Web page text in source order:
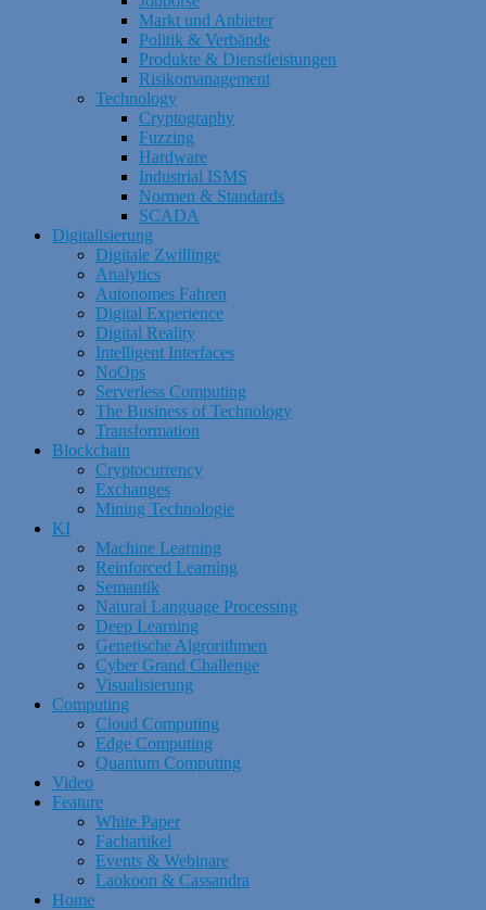
Markt und Anbieter
Politik & Verbände
Produkte & Dienstleistungen
Risikomanagement
Technology
Cryptography
Fuzzing
Hardware
Industrial ISMS
Normen & Standards
SCADA
Digitalisierung
Digitale Zwillinge
Analytics
Autonomes Fahren
Digital Experience
Digital Reality
Intelligent Interfaces
NoOps
Serverless Computing
The Business of Technology
Transformation
Blockchain
Cryptocurrency
Exchanges
Mining Technologie
KI
Machine Learning
Reinforced Learning
Semantik
Natural Language Processing
Deep Learning
Genetische Algrorithmen
Cyber Grand Challenge
Visualisierung
Computing
Cloud Computing
Edge Computing
Quantum Computing
Video
Feature
White Paper
Fachartikel
Events & Webinare
Laokoon & Cassandra
Home